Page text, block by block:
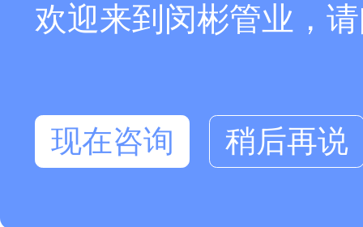
欢迎来到闵彬管业，
现在咨询
稍后再说
在线咨询